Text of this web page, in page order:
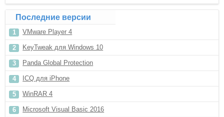
Последние версии
VMware Player 4
KeyTweak для Windows 10
Panda Global Protection
ICQ для iPhone
WinRAR 4
Microsoft Visual Basic 2016